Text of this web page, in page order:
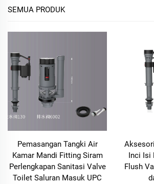
SEMUA PRODUK
Pemasangan Tangki Air
Kamar Mandi Fitting Siram
Perlengkapan Sanitasi Valve
Toilet Saluran Masuk UPC
Inci Isi
Flush